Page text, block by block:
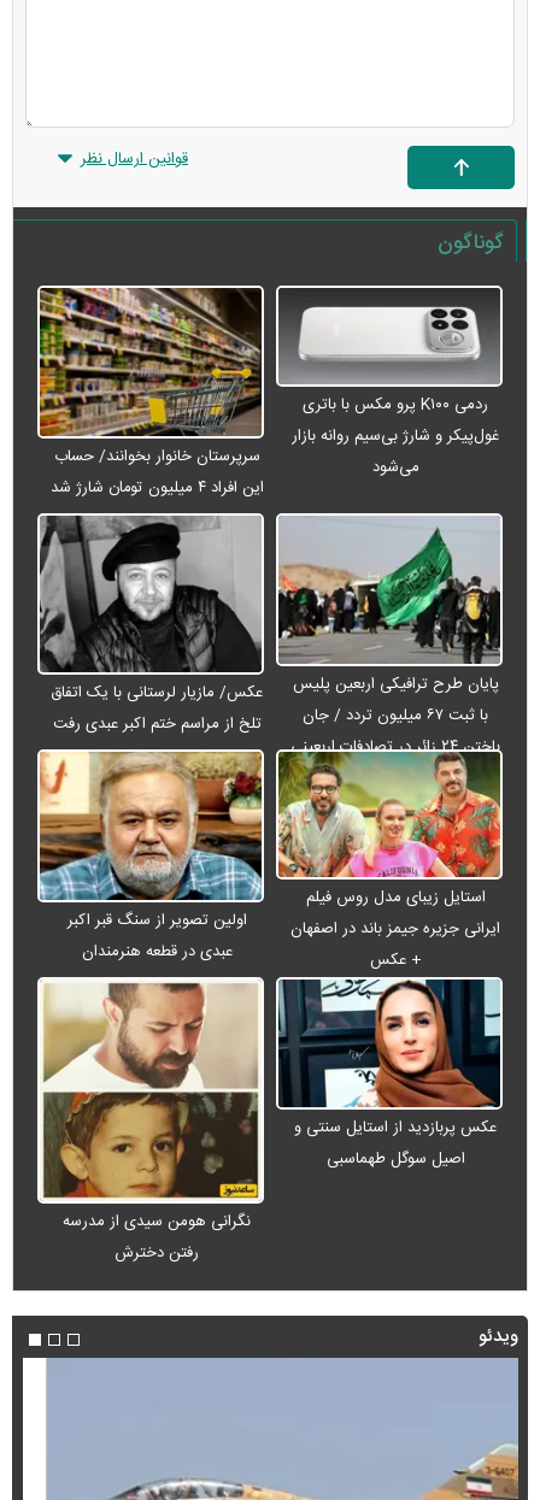
قوانین ارسال نظر
گوناگون
ردمی K۱۰۰ پرو مکس با باتری
غول‌پیکر و شارژ بی‌سیم روانه بازار
می‌شود
سرپرستان خانوار بخوانند/ حساب
این افراد ۴ میلیون تومان شارژ شد
پایان طرح ترافیکی اربعین پلیس
با ثبت ۶۷ میلیون تردد / جان
باختن ۲۴ زائر در تصادفات اربعینی
عکس/ مازیار لرستانی با یک اتفاق
تلخ از مراسم ختم اکبر عبدی رفت
استایل زیبای مدل روس فیلم
ایرانی جزیره جیمز باند در اصفهان
+ عکس
اولین تصویر از سنگ قبر اکبر
عبدی در قطعه هنرمندان
عکس پربازدید از استایل سنتی و
اصیل سوگل طهماسبی
نگرانی هومن سیدی از مدرسه
رفتن دخترش
ویدئو